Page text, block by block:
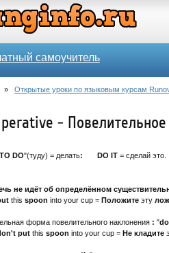
самоучитель
» Открытые уроки по языковым курсам
-
TO DO"(туду) = делать: DO IT = сделай это.
не идёт об определённом
this spoon into your cup = Положите эту
форма повелительного наклонения : "
put this spoon into your cup = Не кладите